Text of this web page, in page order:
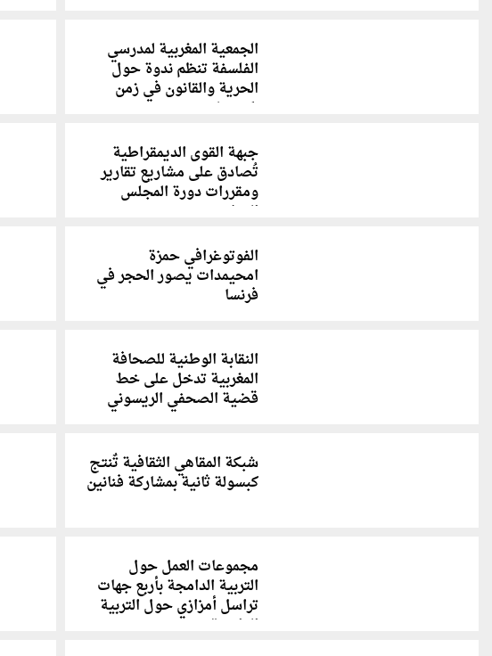
الجمعية المغربية لمدرسي
الفلسفة تنظم ندوة حول
الحرية والقانون في زمن
(كورونا)
جبهة القوى الديمقراطية
تُصادق على مشاريع تقارير
ومقررات دورة المجلس
الوطني
الفوتوغرافي حمزة
امحيمدات يصور الحجر في
فرنسا
النقابة الوطنية للصحافة
المغربية تدخل على خط
قضية الصحفي الريسوني
شبكة المقاهي الثقافية تٌنتج
كبسولة ثانية بمشاركة فنانين
مجموعات العمل حول
التربية الدامجة بأربع جهات
تراسل أمزازي حول التربية
الدامجة